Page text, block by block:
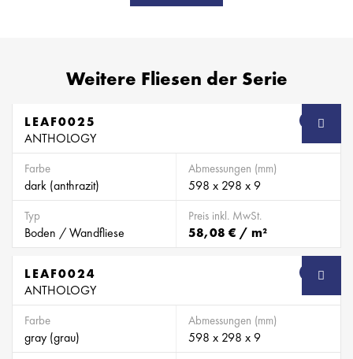
Weitere Fliesen der Serie
SB
LEAF0025
ANTHOLOGY
Farbe
dark (anthrazit)
Abmessungen (mm)
598 x 298 x 9
Typ
Boden / Wandfliese
Preis inkl. MwSt.
58,08 € / m²
SB
LEAF0024
ANTHOLOGY
Farbe
gray (grau)
Abmessungen (mm)
598 x 298 x 9